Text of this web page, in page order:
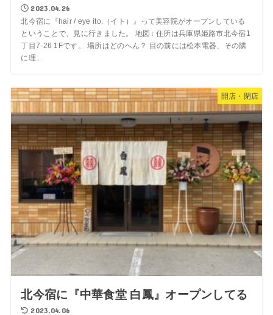
2023.04.26
北今宿に『hair / eye ito.（イト）』って美容院がオープンしている
ということで、見に行きました。 地図↓ 住所は兵庫県姫路市北今宿1
丁目7-26 1Fです。 場所はどのへん？ 目の前には松本電器、その隣
に理...
開店・閉店
北今宿に『中華食堂 白鳳』オープンしてる
2023.04.06